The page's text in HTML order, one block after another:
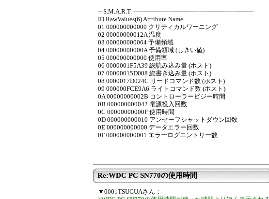
-- S.M.A.R.T. --------------------------------------------------------------
ID RawValues(6) Attribute Name
01 000000000000 クリティカルワーニング
02 00000000012A 温度
03 000000000064 予備領域
04 00000000000A 予備領域 (しきい値)
05 000000000000 使用率
06 0000001F5A39 総読み込み量 (ホスト)
07 00000015D008 総書き込み量 (ホスト)
08 0000017D024C リードコマンド数 (ホスト)
09 000000FCE9A6 ライトコマンド数 (ホスト)
0A 00000000002B コントローラービジー時間
0B 000000000042 電源投入回数
0C 00000000000F 使用時間
0D 000000000010 アンセーフシャットダウン回数
0E 000000000000 データエラー回数
0F 000000000001 エラーログエントリー数
Re:WDC PC SN770の使用時間
▼0001TSUGUAさん：